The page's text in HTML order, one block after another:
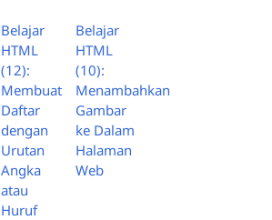
Belajar
HTML
(12):
Membuat
Daftar
dengan
Urutan
Angka
atau
Huruf
Belajar
HTML
(10):
Menambahkan
Gambar
ke Dalam
Halaman
Web